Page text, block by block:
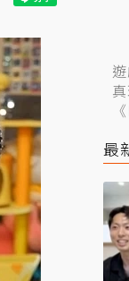
最